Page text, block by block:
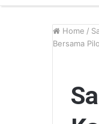
Home /
Bersama